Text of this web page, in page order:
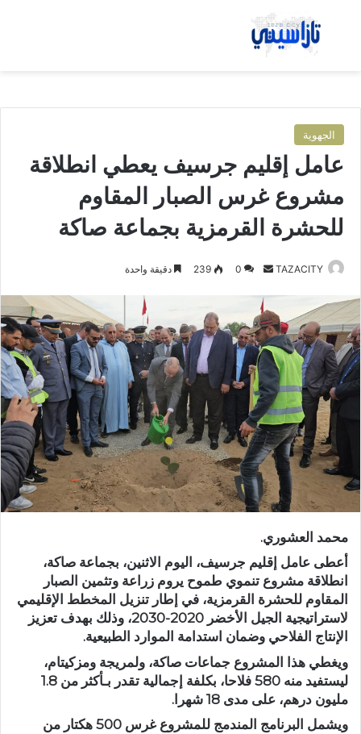
بحث عن
الجهوية
عامل إقليم جرسيف يعطي انطلاقة
مشروع غرس الصبار المقاوم
للحشرة القرمزية بجماعة صاكة
TAZACITY
س
ل
ب
ر
ي
د
ا
إ
ل
ك
ت
و
ا
0
239 دقيقة واحدة
محمد العشوري.
أعطى عامل إقليم جرسيف، اليوم الاثنين، بجماعة صاكة،
انطلاقة مشروع تنموي طموح يروم زراعة وتثمين الصبار
المقاوم للحشرة القرمزية، في إطار تنزيل المخطط الإقليمي
لاستراتيجية الجيل الأخضر 2020-2030، وذلك بهدف تعزيز
الإنتاج الفلاحي وضمان استدامة الموارد الطبيعية.
ويغطي هذا المشروع جماعات صاكة، ولمريجة ومزكيتام،
ليستفيد منه 580 فلاحا، بكلفة إجمالية تقدر بـأكثر من 1.8
مليون درهم، على مدى 18 شهرا.
ويشمل البرنامج المندمج للمشروع غرس 500 هكتار من